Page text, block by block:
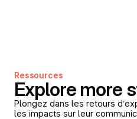
Ressources
Explore more
Plongez dans les retours
les impacts sur leur